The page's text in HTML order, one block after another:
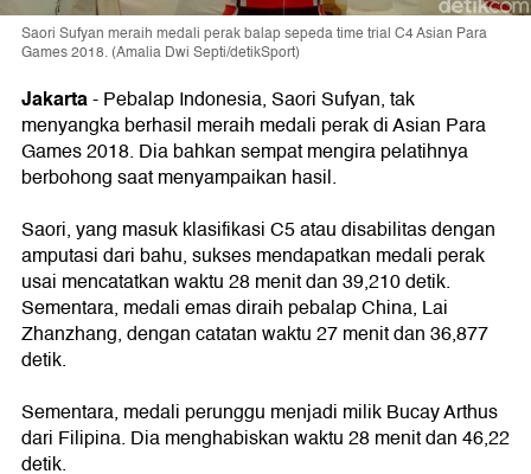
Saori Sufyan meraih medali perak balap sepeda time trial C4 Asian Para
Games 2018. (Amalia Dwi Septi/detikSport)
Jakarta- Pebalap Indonesia, Saori Sufyan, tak
menyangka berhasil meraih medali perak di Asian Para
Games 2018. Dia bahkan sempat mengira pelatihnya
berbohong saat menyampaikan hasil.
Saori, yang masuk klasifikasi C5 atau disabilitas dengan
amputasi dari bahu, sukses mendapatkan medali perak
usai mencatatkan waktu 28 menit dan 39,210 detik.
Sementara, medali emas diraih pebalap China, Lai
Zhanzhang, dengan catatan waktu 27 menit dan 36,877
detik.
Sementara, medali perunggu menjadi milik Bucay Arthus
dari Filipina. Dia menghabiskan waktu 28 menit dan 46,22
detik.